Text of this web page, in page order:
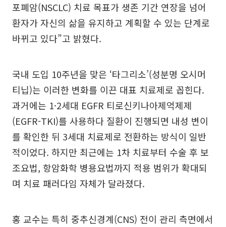
포폐암(NSCLC) 치료 목표가 생존 기간 연장을 넘어
환자가 자신의 삶을 유지하고 계획할 수 있는 단계로
바뀌고 있다”고 밝혔다.
국내 도입 10주년을 맞은 ‘타그리소’(성분명 오시머
티닙)는 이러한 변화를 이끈 대표 치료제로 꼽힌다.
과거에는 1·2세대 EGFR 티로신키나아제억제제
(EGFR-TKI)를 사용하다 질환이 진행되면 내성 변이
를 확인한 뒤 3세대 치료제로 전환하는 방식이 일반
적이었다. 하지만 최근에는 1차 치료부터 수술 후 보
조요법, 항암화학 병용요법까지 적용 범위가 확대되
며 치료 패러다임 자체가 달라졌다.
홍 교수는 특히 중추신경계(CNS) 전이 관리 측면에서